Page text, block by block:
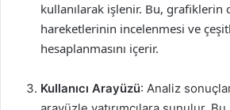
kullanılarak işlenir. Bu, grafiklerin
hareketlerinin incelenmesi ve
hesaplanmasını içerir.
Kullanıcı Arayüzü: Analiz